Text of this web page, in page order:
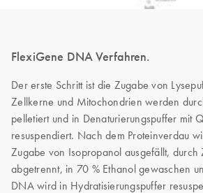
FlexiGene DNA Verfahren.
Der erste Schritt ist die Zugabe von
Zellkerne und Mitochondrien werden
pelletiert und in Denaturierungspuffer mit
resuspendiert. Nach dem Proteinverdau
Zugabe von Isopropanol ausgefällt, durch
abgetrennt, in 70 % Ethanol gewaschen
DNA wird in Hydratisierungspuffer